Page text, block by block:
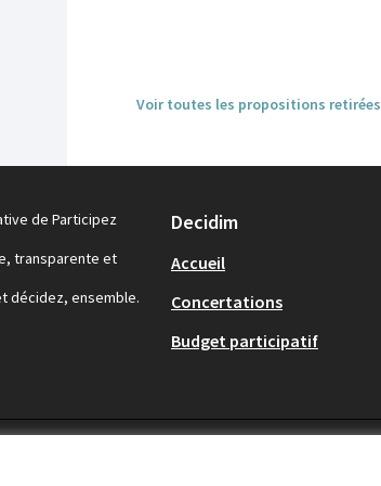
Voir toutes les propositions retirées
de Participez
transparente et
décidez, ensemble.
Decidim
Accueil
Concertations
Budget participatif